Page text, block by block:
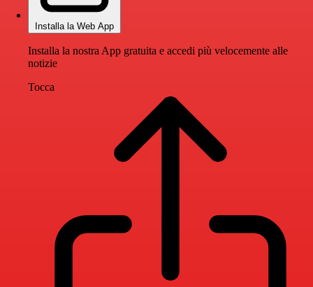
Installa la Web App
Installa la nostra App gratuita e accedi più velocemente alle
notizie
Tocca